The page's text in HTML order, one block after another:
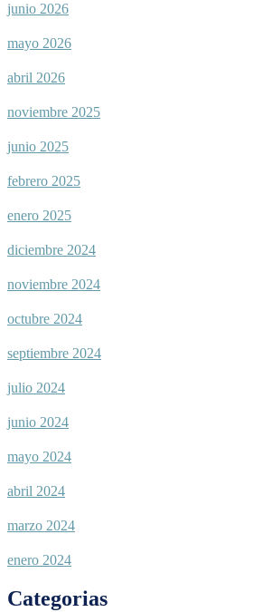
junio 2026
mayo 2026
abril 2026
noviembre 2025
junio 2025
febrero 2025
enero 2025
diciembre 2024
noviembre 2024
octubre 2024
septiembre 2024
julio 2024
junio 2024
mayo 2024
abril 2024
marzo 2024
enero 2024
Categorias